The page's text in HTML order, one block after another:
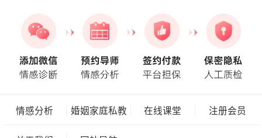
情感分析 婚姻家庭私教 在线课堂 注册会员